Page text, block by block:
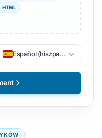
.HTML
Español (hiszpański)